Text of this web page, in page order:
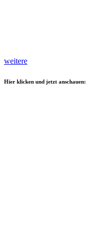
weitere
Hier klicken und jetzt anschauen: